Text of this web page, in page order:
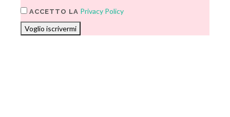
ACCETTO LA Privacy Policy
Voglio iscrivermi